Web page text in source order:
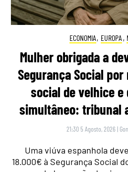
ECONOMIA, EUROPA ,
Mulher obrigada a
Segurança Social
social de velhice e
simultâneo: tribunal
21:30 5 Agosto, 2026 |
Uma viúva espanhola
18.000€ à Segurança Social